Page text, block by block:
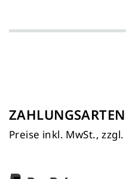
ZAHLUNGSARTEN
Preise inkl. MwSt., zzgl.